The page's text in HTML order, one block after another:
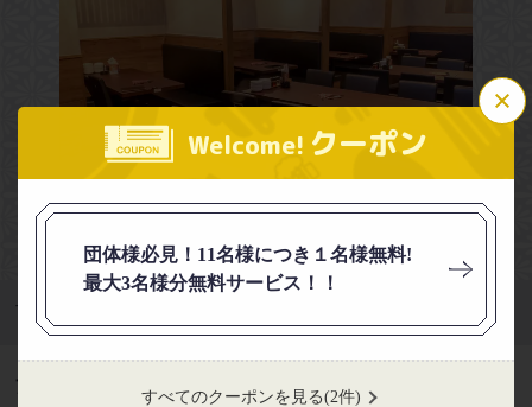
Welcome! クーポン
団体様必見！11名様につき１名様無料!
最大3名様分無料サービス！！
すべてのクーポンを見る(2件)
プライベートでもご利用お待ちしております。
アクセス
この店舗情報をシェアする
【全品390円】個室 居酒屋 三九厨房 渋谷店
https://sankyu-shibuya.owst.jp/
お店情報をコピー